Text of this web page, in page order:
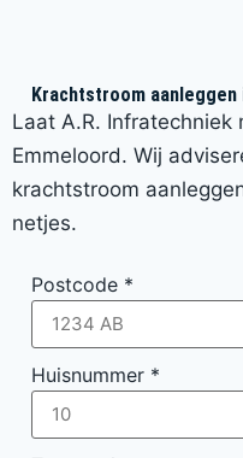
Krachtstroom aanleggen
Laat A.R.
Emmeloord. Wij
krachtstroom
netjes.
Postcode *
Huisnummer *